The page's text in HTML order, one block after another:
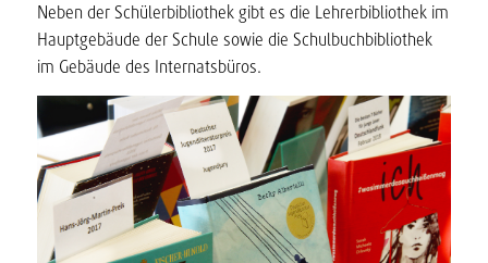
Neben der Schülerbibliothek gibt es die Lehrerbibliothek im
Hauptgebäude der Schule sowie die Schulbuchbibliothek
im Gebäude des Internatsbüros.